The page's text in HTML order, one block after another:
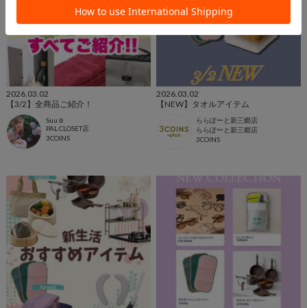
2026.03.02
【3/2】全商品ご紹介！
Suu☺︎
PAL CLOSET店
3COINS
2026.03.02
【NEW】タオルアイテム
ららぽーと新三郷店
ららぽーと新三郷店
3COINS